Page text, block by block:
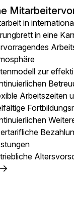
in
in eine
zur
Arbeitszeiten